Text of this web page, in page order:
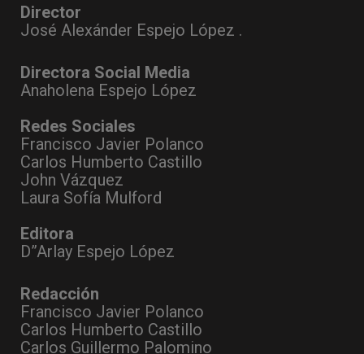
Director
José Alexánder Espejo López .
Directora Social Media
Anaholena Espejo López
Redes Sociales
Francisco Javier Polanco
Carlos Humberto Castillo
John Vázquez
Laura Sofía Mulford
Editora
D”Arlay Espejo López
Redacción
Francisco Javier Polanco
Carlos Humberto Castillo
Carlos Guillermo Palomino